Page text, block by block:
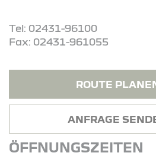
Tel: 02431-96100
Fax: 02431-961055
ROUTE
ANFRAGE
ÖFFNUNGSZEITEN